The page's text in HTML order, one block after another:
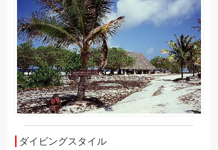
ダイビングスタイル